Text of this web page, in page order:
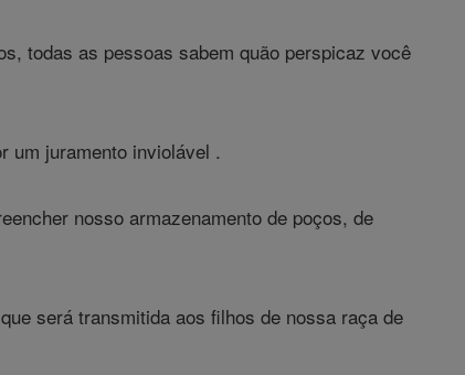
todas as pessoas sabem quão perspicaz você
um juramento inviolável .
nosso armazenamento de poços, de
será transmitida aos filhos de nossa raça de